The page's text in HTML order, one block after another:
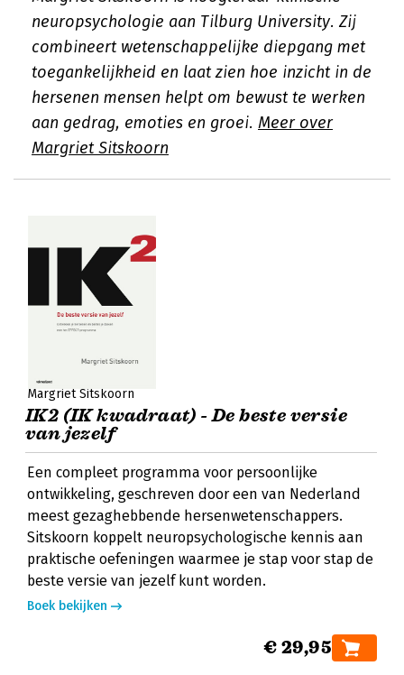
neuropsychologie aan Tilburg University. Zij
combineert wetenschappelijke diepgang met
toegankelijkheid en laat zien hoe inzicht in de
hersenen mensen helpt om bewust te werken
aan gedrag, emoties en groei. Meer over
Margriet Sitskoorn
Margriet Sitskoorn
IK2 (IK kwadraat) - De beste versie
van jezelf
Een compleet programma voor persoonlijke
ontwikkeling, geschreven door een van Nederland
meest gezaghebbende hersenwetenschappers.
Sitskoorn koppelt neuropsychologische kennis aan
praktische oefeningen waarmee je stap voor stap de
beste versie van jezelf kunt worden.
Boek bekijken
€ 29,95